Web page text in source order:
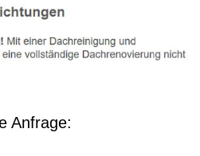
Anfrage: